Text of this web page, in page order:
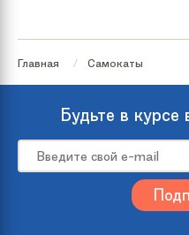
Главная Самокаты
Будьте в